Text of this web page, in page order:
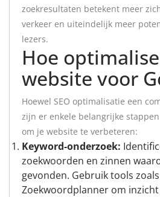
zoekresultaten betekent meer
verkeer en uiteindelijk meer
lezers.
Hoe
website voor
Hoewel SEO optimalisatie een
zijn er enkele belangrijke
om je website te verbeteren:
Keyword-onderzoek:
zoekwoorden en zinnen
gevonden. Gebruik tools
Zoekwoordplanner om